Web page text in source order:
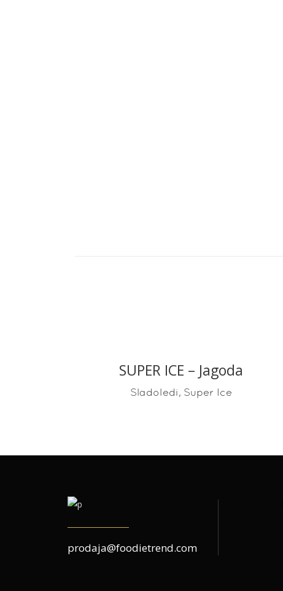
READ MORE
SUPER ICE – Jagoda
Sladoledi, Super Ice
prodaja@foodietrend.com